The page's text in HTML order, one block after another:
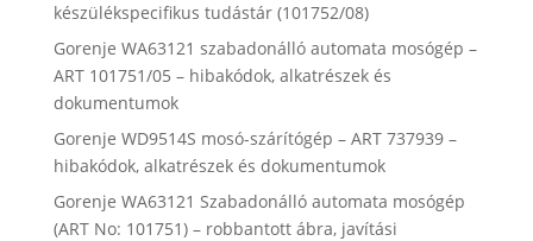
készülékspecifikus tudástár (101752/08)
Gorenje WA63121 szabadonálló automata mosógép –
ART 101751/05 – hibakódok, alkatrészek és
dokumentumok
Gorenje WD9514S mosó-szárítógép – ART 737939 –
hibakódok, alkatrészek és dokumentumok
Gorenje WA63121 Szabadonálló automata mosógép
(ART No: 101751) – robbantott ábra, javítási